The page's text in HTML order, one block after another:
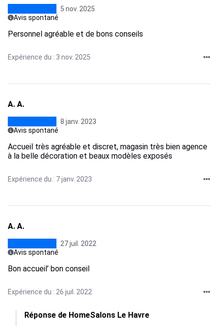
5 nov. 2025
Avis spontané
Personnel agréable et de bons conseils
Expérience du : 3 nov. 2025
A. A.
8 janv. 2023
Avis spontané
Accueil très agréable et discret, magasin très bien agence
à la belle décoration et beaux modèles exposés
Expérience du : 7 janv. 2023
A. A.
27 juil. 2022
Avis spontané
Bon accueil’ bon conseil
Expérience du : 26 juil. 2022
Réponse de HomeSalons Le Havre